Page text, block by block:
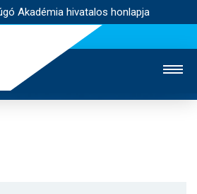
Akadémia hivatalos honlapja